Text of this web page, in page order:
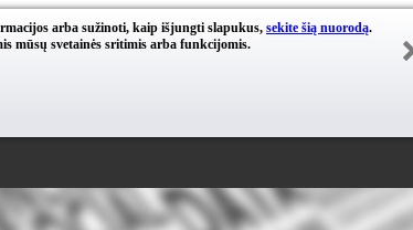
arba sužinoti, kaip išjungti slapukus, sekite šią nuorodą.
mūsų svetainės sritimis arba funkcijomis.